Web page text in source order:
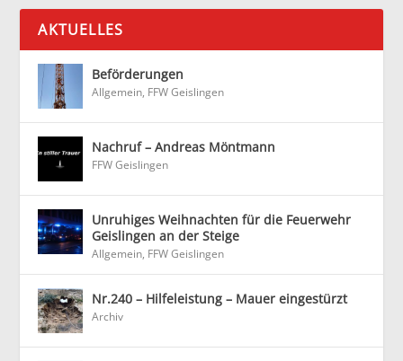
AKTUELLES
Beförderungen
Allgemein, FFW Geislingen
Nachruf – Andreas Möntmann
FFW Geislingen
Unruhiges Weihnachten für die Feuerwehr
Geislingen an der Steige
Allgemein, FFW Geislingen
Nr.240 – Hilfeleistung – Mauer eingestürzt
Archiv